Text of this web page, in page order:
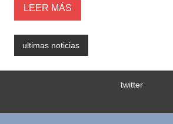
LEER MÁS
ultimas noticias
twitter